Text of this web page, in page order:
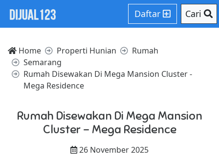
Daftar Cari
Home Properti Hunian
Rumah
Semarang
Rumah Disewakan Di Mega Mansion Cluster -
Mega Residence
Rumah Disewakan Di Mega Mansion
Cluster - Mega Residence
26 November 2025